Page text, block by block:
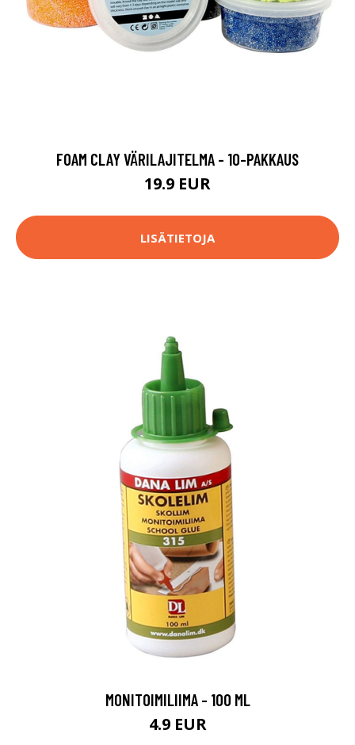
FOAM CLAY VÄRILAJITELMA - 10-PAKKAUS
19.9 EUR
LISÄTIETOJA
MONITOIMILIIMA - 100 ML
4.9 EUR